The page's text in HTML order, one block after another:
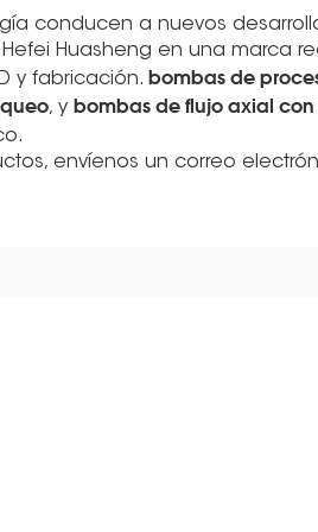
conducen a nuevos
Huasheng en una marca
y fabricación. bombas de
, y bombas de flujo axial
envíenos un correo